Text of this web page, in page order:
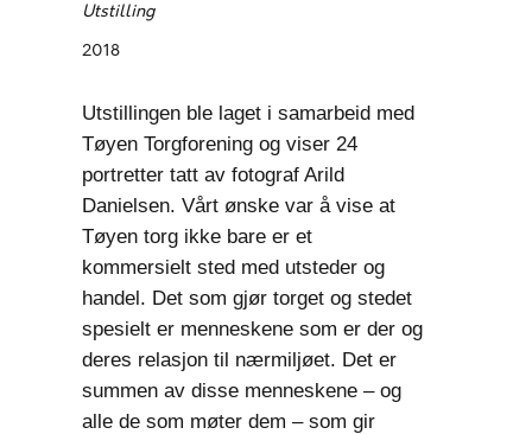
Utstilling
2018
Utstillingen ble laget i samarbeid med
Tøyen Torgforening og viser 24
portretter tatt av fotograf Arild
Danielsen. Vårt ønske var å vise at
Tøyen torg ikke bare er et
kommersielt sted med utsteder og
handel. Det som gjør torget og stedet
spesielt er menneskene som er der og
deres relasjon til nærmiljøet. Det er
summen av disse menneskene – og
alle de som møter dem – som gir